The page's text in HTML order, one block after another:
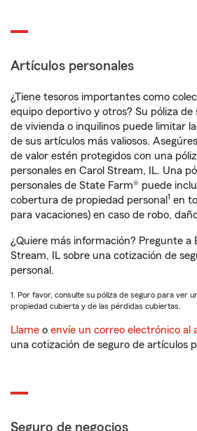
Artículos personales
¿Tiene tesoros importantes como
equipo deportivo y otros? Su póliza de
de vivienda o inquilinos puede limitar
de sus artículos más valiosos.
de valor estén protegidos con una
personales en Carol Stream, IL. Una
personales de State Farm® puede
cobertura de propiedad personal 1 en
para vacaciones) en caso de robo,
¿Quiere más información? Pregunte a
Stream, IL sobre una cotización de
personal.
1. Por favor, consulte su póliza de seguro para ver
propiedad cubierta y de las pérdidas cubiertas.
Llame o envíe un correo electrónico al
una cotización de seguro de artículos
Seguro de negocios